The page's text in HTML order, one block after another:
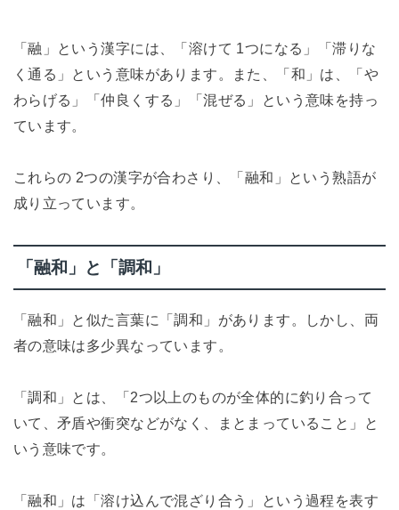
「融」という漢字には、「溶けて 1つになる」「滞りな
く通る」という意味があります。また、「和」は、「や
わらげる」「仲良くする」「混ぜる」という意味を持っ
ています。
これらの 2つの漢字が合わさり、「融和」という熟語が
成り立っています。
「融和」と「調和」
「融和」と似た言葉に「調和」があります。しかし、両
者の意味は多少異なっています。
「調和」とは、「2つ以上のものが全体的に釣り合って
いて、矛盾や衝突などがなく、まとまっていること」と
いう意味です。
「融和」は「溶け込んで混ざり合う」という過程を表す